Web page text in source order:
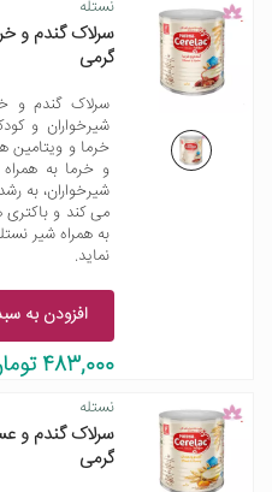
نستله
گرمی
سرلاک گندم و
خرما و ویتامین
و خرما به
شیرخواران، به
می کند و
به همراه شیر
نماید.
افزودن به
483,000 تومان
نستله
گرمی